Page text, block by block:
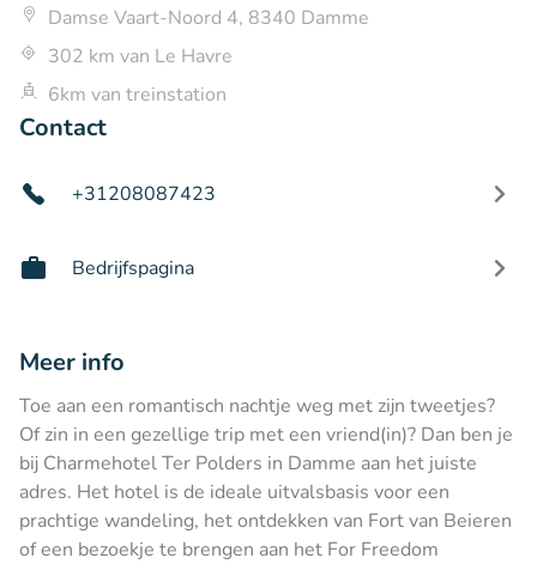
Damse Vaart-Noord 4, 8340 Damme
302 km van Le Havre
6km van treinstation
Contact
+31208087423
Bedrijfspagina
Meer info
Toe aan een romantisch nachtje weg met zijn tweetjes?
Of zin in een gezellige trip met een vriend(in)? Dan ben je
bij Charmehotel Ter Polders in Damme aan het juiste
adres. Het hotel is de ideale uitvalsbasis voor een
prachtige wandeling, het ontdekken van Fort van Beieren
of een bezoekje te brengen aan het For Freedom